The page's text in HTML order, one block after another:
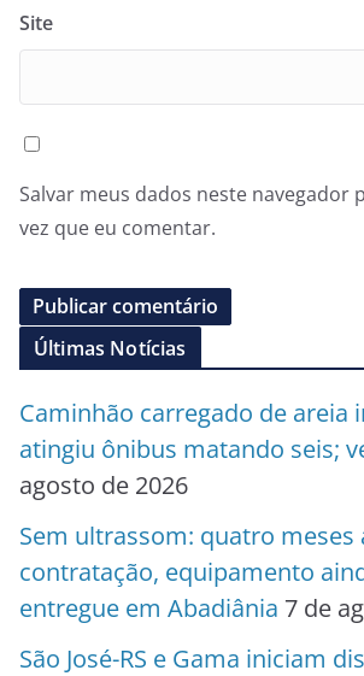
Site
Salvar meus dados neste navegador
vez que eu comentar.
Últimas Notícias
Caminhão carregado de areia
atingiu ônibus matando seis;
agosto de 2026
Sem ultrassom: quatro meses
contratação, equipamento
entregue em Abadiânia 7 de
São José-RS e Gama iniciam